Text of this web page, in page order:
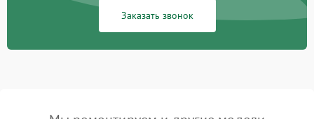
Заказать звонок